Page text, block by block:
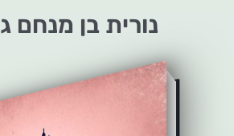
נורית בן מנחם